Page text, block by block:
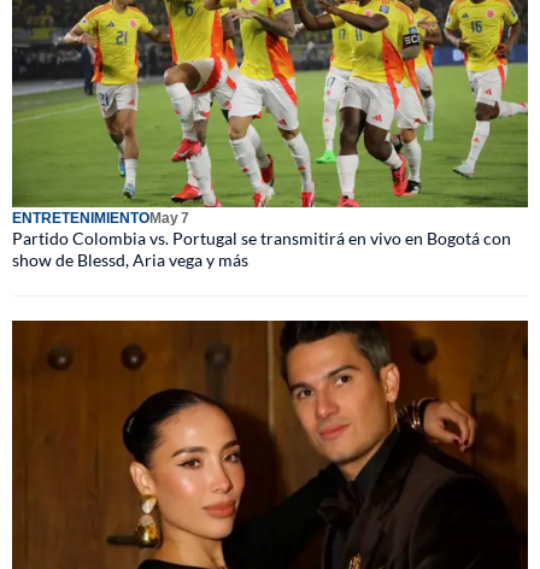
ENTRETENIMIENTOMay 7
Partido Colombia vs. Portugal se transmitirá en vivo en Bogotá con
show de Blessd, Aria vega y más